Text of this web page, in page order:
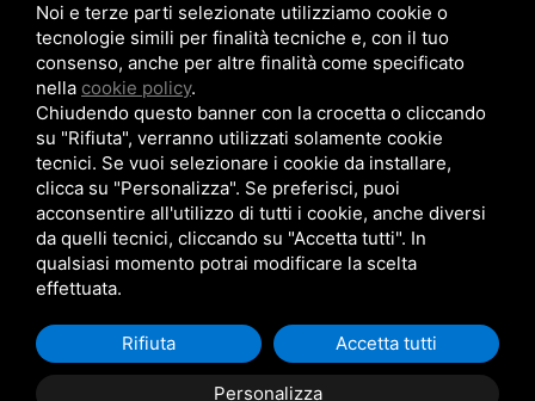
CONTATTI
Sede:Via Matteotti, 1 40010 Sala Bolognese (BO)
Telefono:+39 051.829312
Email: sales-sint@sassinterizzati.com
legali
Noi e terze parti selezionate utilizziamo cookie o
tecnologie simili per finalità tecniche e, con il tuo
consenso, anche per altre finalità come specificato
nella cookie policy.
Chiudendo questo banner con la crocetta o cliccando
su "Rifiuta", verranno utilizzati solamente cookie
tecnici. Se vuoi selezionare i cookie da installare,
clicca su "Personalizza". Se preferisci, puoi
acconsentire all'utilizzo di tutti i cookie, anche diversi
da quelli tecnici, cliccando su "Accetta tutti". In
qualsiasi momento potrai modificare la scelta
effettuata.
Personalizza
Rifiuta Accetta tutti